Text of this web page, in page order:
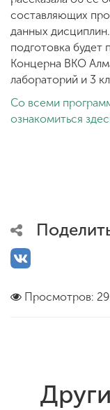
составляющих
данных
подготовка будет
Концерна ВКО
лабораторий и 3
Со всеми
ознакомиться
Просмотров: